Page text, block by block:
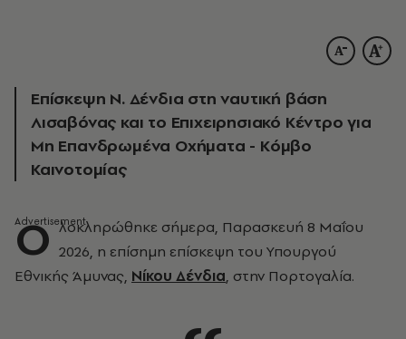
Επίσκεψη Ν. Δένδια στη ναυτική βάση
Λισαβόνας και το Επιχειρησιακό Κέντρο για
Μη Επανδρωμένα Οχήματα - Κόμβο
Καινοτομίας
Ο λοκληρώθηκε σήμερα, Παρασκευή 8 Μαΐου
2026, η επίσημη επίσκεψη του Υπουργού
Εθνικής Άμυνας, Νίκου Δένδια, στην Πορτογαλία.